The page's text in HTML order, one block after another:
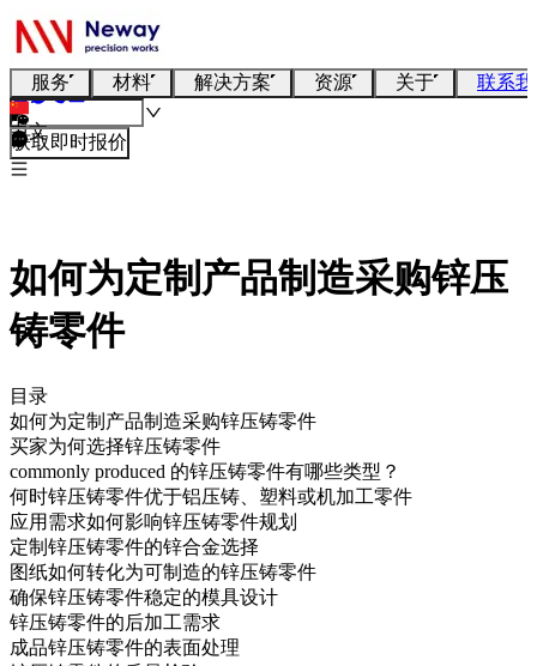
服务 材料 解决方案 资源 关于 联系
中文
获取即时报价
如何为定制产品制造采购锌压
铸零件
目录
如何为定制产品制造采购锌压铸零件
买家为何选择锌压铸零件
commonly produced 的锌压铸零件有哪些类型？
何时锌压铸零件优于铝压铸、塑料或机加工零件
应用需求如何影响锌压铸零件规划
定制锌压铸零件的锌合金选择
图纸如何转化为可制造的锌压铸零件
确保锌压铸零件稳定的模具设计
锌压铸零件的后加工需求
成品锌压铸零件的表面处理